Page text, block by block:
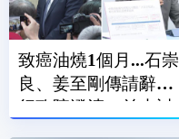
致癌油燒1個月...石崇
良、姜至剛傳請辭？
行政院澄清：並未討